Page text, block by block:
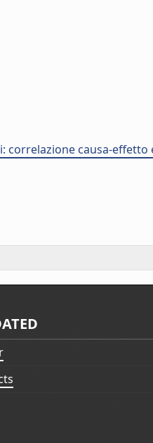
causa-effetto